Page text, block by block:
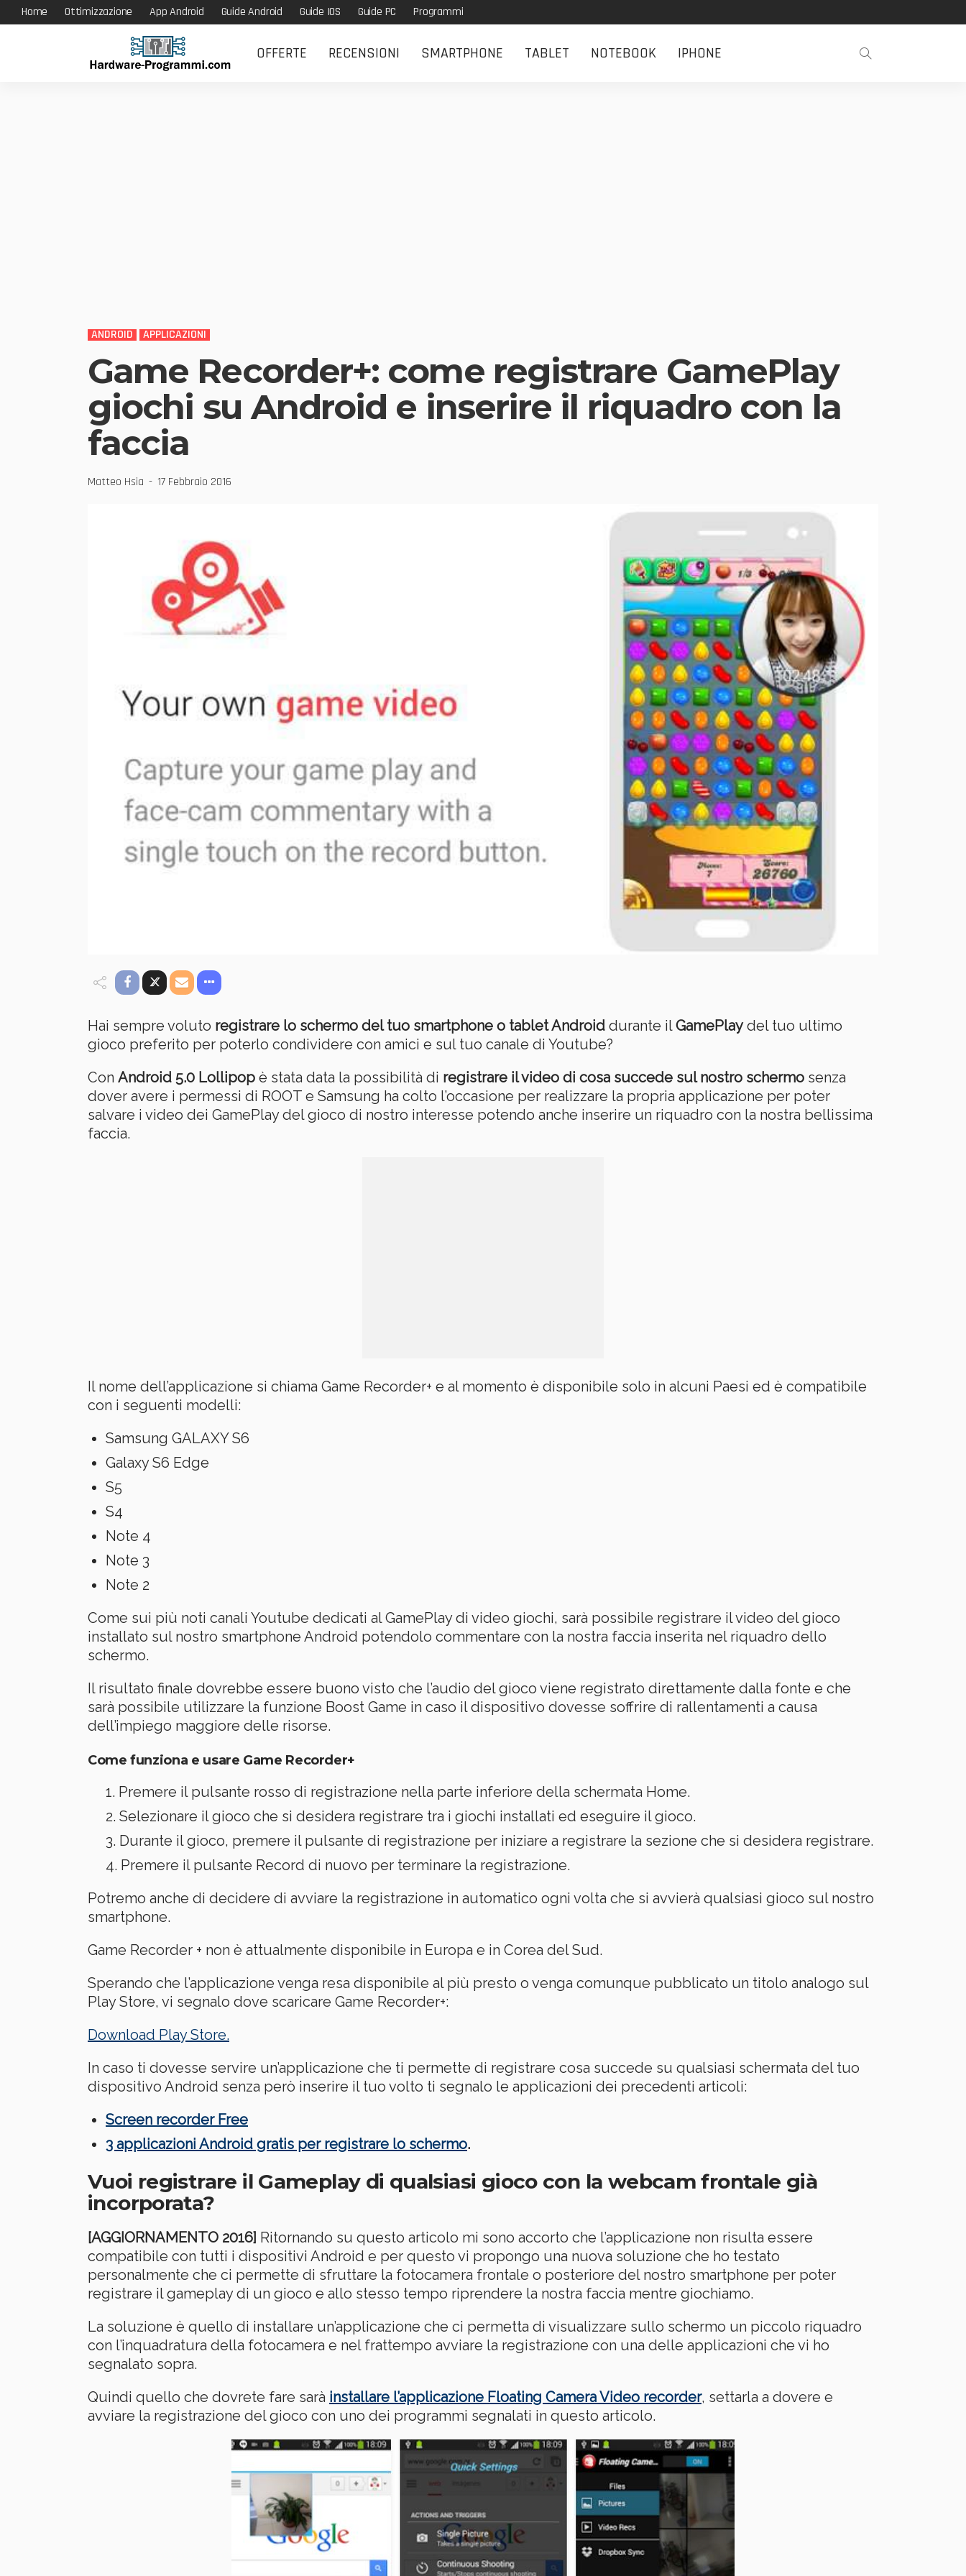
Home Ottimizzazione App Android Guide Android Guide IOS Guide PC Programmi
OFFERTE RECENSIONI SMARTPHONE TABLET NOTEBOOK IPHONE
ANDROID APPLICAZIONI
Game Recorder+: come registrare GamePlay
giochi su Android e inserire il riquadro con la
faccia
Matteo Hsia 17 Febbraio 2016
Hai sempre voluto registrare lo schermo del tuo smartphone o tablet Android durante ilGamePlaydel tuo ultimo
gioco preferito per poterlo condividere con amici e sul tuo canale di Youtube?
Con Android 5.0 Lollipop è stata data la possibilità di registrare il video di cosa succede sul nostro schermo senza
dover avere i permessi di ROOT e Samsung ha colto l’occasione per realizzare la propria applicazione per poter
salvare i video dei GamePlay del gioco di nostro interesse potendo anche inserire un riquadro con la nostra bellissima
faccia.
Il nome dell’applicazione si chiama Game Recorder+ e al momento è disponibile solo in alcuni Paesi ed è compatibile
con i seguenti modelli:
Samsung GALAXY S6
Galaxy S6 Edge
S5
S4
Note 4
Note 3
Note 2
Come sui più noti canali Youtube dedicati al GamePlay di video giochi, sarà possibile registrare il video del gioco
installato sul nostro smartphone Android potendolo commentare con la nostra faccia inserita nel riquadro dello
schermo.
Il risultato finale dovrebbe essere buono visto che l’audio del gioco viene registrato direttamente dalla fonte e che
sarà possibile utilizzare la funzione Boost Game in caso il dispositivo dovesse soffrire di rallentamenti a causa
dell’impiego maggiore delle risorse.
Come funziona e usare Game Recorder+
Premere il pulsante rosso di registrazione nella parte inferiore della schermata Home.
Selezionare il gioco che si desidera registrare tra i giochi installati ed eseguire il gioco.
Durante il gioco, premere il pulsante di registrazione per iniziare a registrare la sezione che si desidera registrare.
Premere il pulsante Record di nuovo per terminare la registrazione.
Potremo anche di decidere di avviare la registrazione in automatico ogni volta che si avvierà qualsiasi gioco sul nostro
smartphone.
Game Recorder + non è attualmente disponibile in Europa e in Corea del Sud.
Sperando che l’applicazione venga resa disponibile al più presto o venga comunque pubblicato un titolo analogo sul
Play Store, vi segnalo dove scaricare Game Recorder+:
Download Play Store.
In caso ti dovesse servire un’applicazione che ti permette di registrare cosa succede su qualsiasi schermata del tuo
dispositivo Android senza però inserire il tuo volto ti segnalo le applicazioni dei precedenti articoli:
Screen recorder Free
3 applicazioni Android gratis per registrare lo schermo.
Vuoi registrare il Gameplay di qualsiasi gioco con la webcam frontale già
incorporata?
[AGGIORNAMENTO 2016] Ritornando su questo articolo mi sono accorto che l’applicazione non risulta essere
compatibile con tutti i dispositivi Android e per questo vi propongo una nuova soluzione che ho testato
personalmente che ci permette di sfruttare la fotocamera frontale o posteriore del nostro smartphone per poter
registrare il gameplay di un gioco e allo stesso tempo riprendere la nostra faccia mentre giochiamo.
La soluzione è quello di installare un’applicazione che ci permetta di visualizzare sullo schermo un piccolo riquadro
con l’inquadratura della fotocamera e nel frattempo avviare la registrazione con una delle applicazioni che vi ho
segnalato sopra.
Quindi quello che dovrete fare sarà installare l’applicazione Floating Camera Video recorder, settarla a dovere e
avviare la registrazione del gioco con uno dei programmi segnalati in questo articolo.